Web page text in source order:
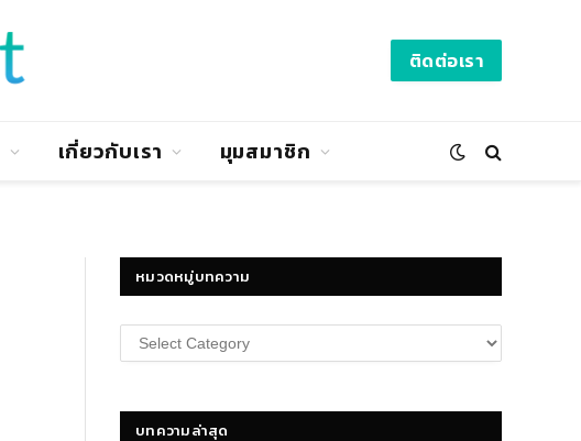
ติดต่อเรา
เกี่ยวกับเรา มุมสมาชิก
หมวดหมู่บทความ
หมวด
หมู่
บทความล่าสุด